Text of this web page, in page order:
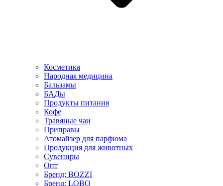
Косметика
Народная медицина
Бальзамы
БАДы
Продукты питания
Кофе
Травяные чаи
Приправы
Атомайзер для парфюма
Продукция для животных
Сувениры
Опт
Бренд: BOZZI
Бренд: LOBO